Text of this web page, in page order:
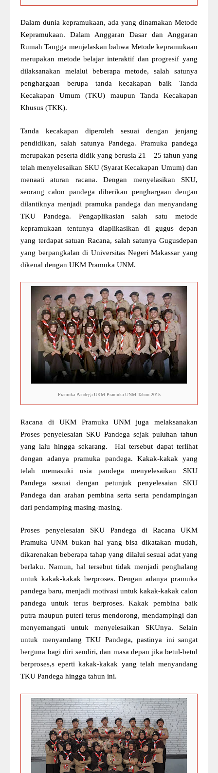
Dalam dunia kepramukaan, ada yang dinamakan Metode
Kepramukaan. Dalam Anggaran Dasar dan Anggaran
Rumah Tangga menjelaskan bahwa Metode kepramukaan
merupakan metode belajar interaktif dan progresif yang
dilaksanakan melalui beberapa metode, salah satunya
penghargaan berupa tanda kecakapan baik Tanda
Kecakapan Umum (TKU) maupun Tanda Kecakapan
Khusus (TKK).
Tanda kecakapan diperoleh sesuai dengan jenjang
pendidikan, salah satunya Pandega. Pramuka pandega
merupakan peserta didik yang berusia 21 – 25 tahun yang
telah menyelesaikan SKU (Syarat Kecakapan Umum) dan
menaati aturan racana. Dengan menyelasikan SKU,
seorang calon pandega diberikan penghargaan dengan
dilantiknya menjadi pramuka pandega dan menyandang
TKU Pandega. Pengaplikasian salah satu metode
kepramukaan tentunya diaplikasikan di gugus depan
yang terdapat satuan Racana, salah satunya Gugusdepan
yang berpangkalan di Universitas Negeri Makassar yang
dikenal dengan UKM Pramuka UNM.
Pramuka Pandega UKM Pramuka UNM Tahun 2015
Racana di UKM Pramuka UNM juga melaksanakan
Proses penyelesaian SKU Pandega sejak puluhan tahun
yang lalu hingga sekarang. Hal tersebut dapat terlihat
dengan adanya pramuka pandega. Kakak-kakak yang
telah memasuki usia pandega menyelesaikan SKU
Pandega sesuai dengan petunjuk penyelesaian SKU
Pandega dan arahan pembina serta serta pendampingan
dari pendamping masing-masing.
Proses penyelesaian SKU Pandega di Racana UKM
Pramuka UNM bukan hal yang bisa dikatakan mudah,
dikarenakan beberapa tahap yang dilalui sesuai adat yang
berlaku. Namun, hal tersebut tidak menjadi penghalang
untuk kakak-kakak berproses. Dengan adanya pramuka
pandega baru, menjadi motivasi untuk kakak-kakak calon
pandega untuk terus berproses. Kakak pembina baik
putra maupun puteri terus mendorong, mendampingi dan
menyemangati untuk menyelesaikan SKUnya. Selain
untuk menyandang TKU Pandega, pastinya ini sangat
berguna bagi diri sendiri, dan masa depan jika betul-betul
berproses,s eperti kakak-kakak yang telah menyandang
TKU Pandega hingga tahun ini.